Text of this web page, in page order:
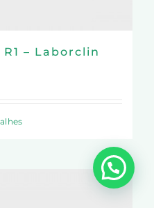
– Laborclin